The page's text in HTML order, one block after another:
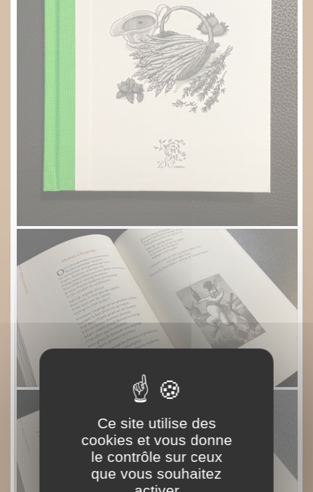
Ce site utilise des
cookies et vous donne
le contrôle sur ceux
que vous souhaitez